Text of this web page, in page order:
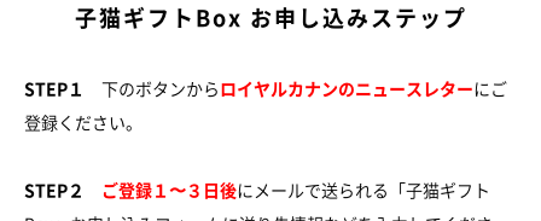
子猫ギフトBox お申し込みステップ
STEP１ 下のボタンからロイヤルカナンのニュースレターにご
登録ください。
STEP２ ご登録１〜３日後にメールで送られる「子猫ギフト